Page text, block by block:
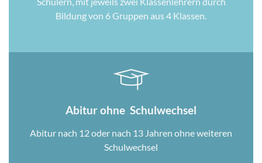
Bildung von 6 Gruppen aus 4 Klassen.
Abitur ohne Schulwechsel
Abitur nach 12 oder nach 13 Jahren ohne weiteren
Schulwechsel